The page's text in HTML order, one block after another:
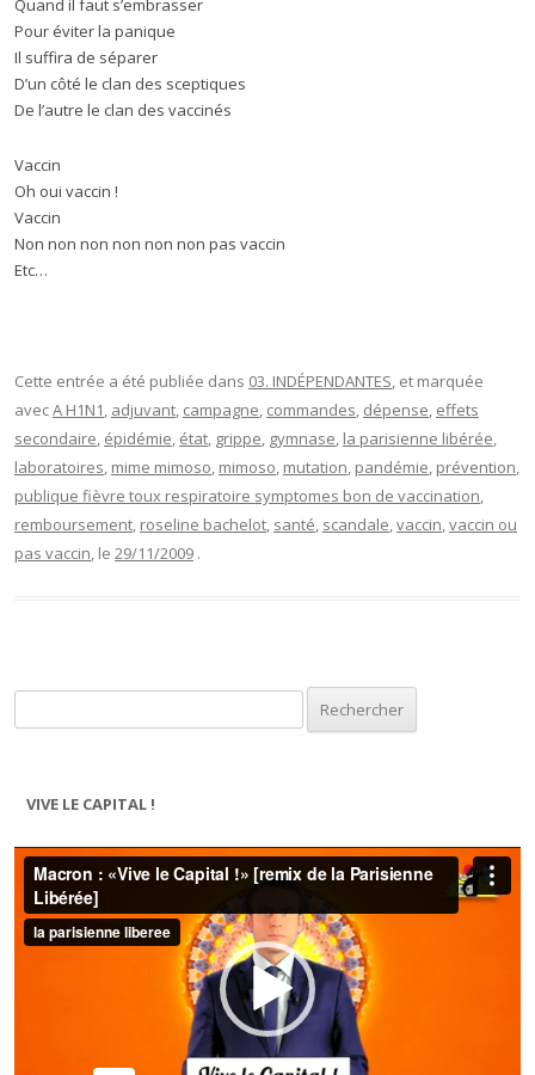
Quand il faut s’embrasser
Pour éviter la panique
Il suffira de séparer
D’un côté le clan des sceptiques
De l’autre le clan des vaccinés
Vaccin
Oh oui vaccin !
Vaccin
Non non non non non non pas vaccin
Etc…
Cette entrée a été publiée dans 03. INDÉPENDANTES, et marquée
avecA H1N1, adjuvant, campagne, commandes, dépense, effets
secondaire, épidémie, état, grippe, gymnase, la parisienne libérée,
laboratoires, mime mimoso, mimoso, mutation, pandémie, prévention,
publique fièvre toux respiratoire symptomes bon de vaccination,
remboursement, roseline bachelot, santé, scandale,vaccin,vaccin ou
pas vaccin, le 29/11/2009 .
VIVE LE CAPITAL !
Lecteur
vidéo